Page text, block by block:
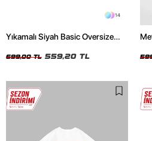
14
Yıkamalı Siyah Basic Oversize
699,00 TL 559,20 TL